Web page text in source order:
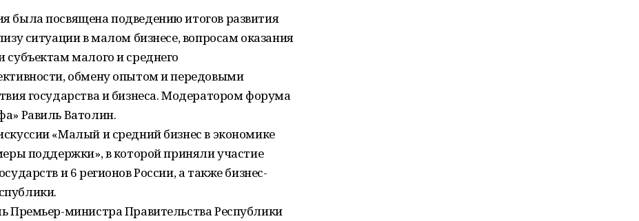
была посвящена подведению итогов развития
ситуации в малом бизнесе, вопросам оказания
малого и среднего
обмену опытом и передовыми
государства и бизнеса. Модератором форума
Равиль Ватолин.
«Малый и средний бизнес в экономике
поддержки», в которой приняли участие
и 6 регионов России, а также бизнес-
Премьер-министра Правительства Республики